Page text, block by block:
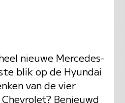
nieuwe Mercedes-
blik op de Hyundai
van de vier
Benieuwd